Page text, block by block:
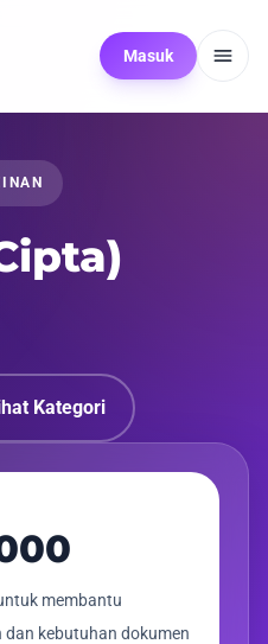
Masuk
Kategori
membantu
kebutuhan dokumen